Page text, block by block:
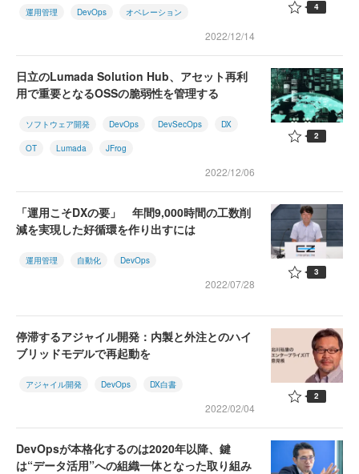
運用管理 DevOps オペレーション
2022/12/14
4
日立のLumada Solution Hub、アセット再利
用で重要となるOSSの脆弱性を管理する
ソフトウェア開発 DevOps DevSecOps DX
OT Lumada JFrog
2022/12/06
2
「運用こそDXの要」 年間9,000時間の工数削
減を実現した好循環を作り出すには
運用管理 自動化 DevOps
2022/07/28
3
停滞するアジャイル開発：内製と外注とのハイ
ブリッドモデルで再起動を
アジャイル開発 DevOps DX白書
2022/02/04
2
DevOpsが本格化するのは2020年以降、鍵
は“データ活用”への組織一体となった取り組み